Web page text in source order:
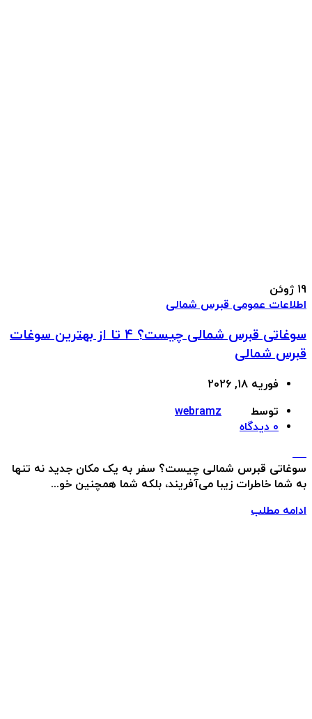
19 ژوئن
اطلاعات عمومی قبرس شمالی
سوغاتی قبرس شمالی چیست؟ 4 تا از بهترین سوغات
قبرس شمالی
فوریه 18, 2026
توسط
webramz
0 دیدگاه
سوغاتی قبرس شمالی چیست؟ سفر به یک مکان جدید نه تنها
به شما خاطرات زیبا می‌آفریند، بلکه شما همچنین خو...
ادامه مطلب